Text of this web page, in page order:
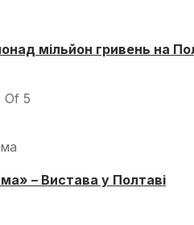
мільйон гривень на
Of 5
– Вистава у Полтаві